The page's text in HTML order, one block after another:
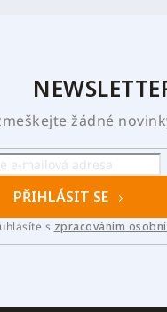
žádné
PŘIHLÁSIT SE
s zpracováním